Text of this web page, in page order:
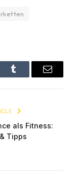
Tumblr Email
als Fitness:
Tipps